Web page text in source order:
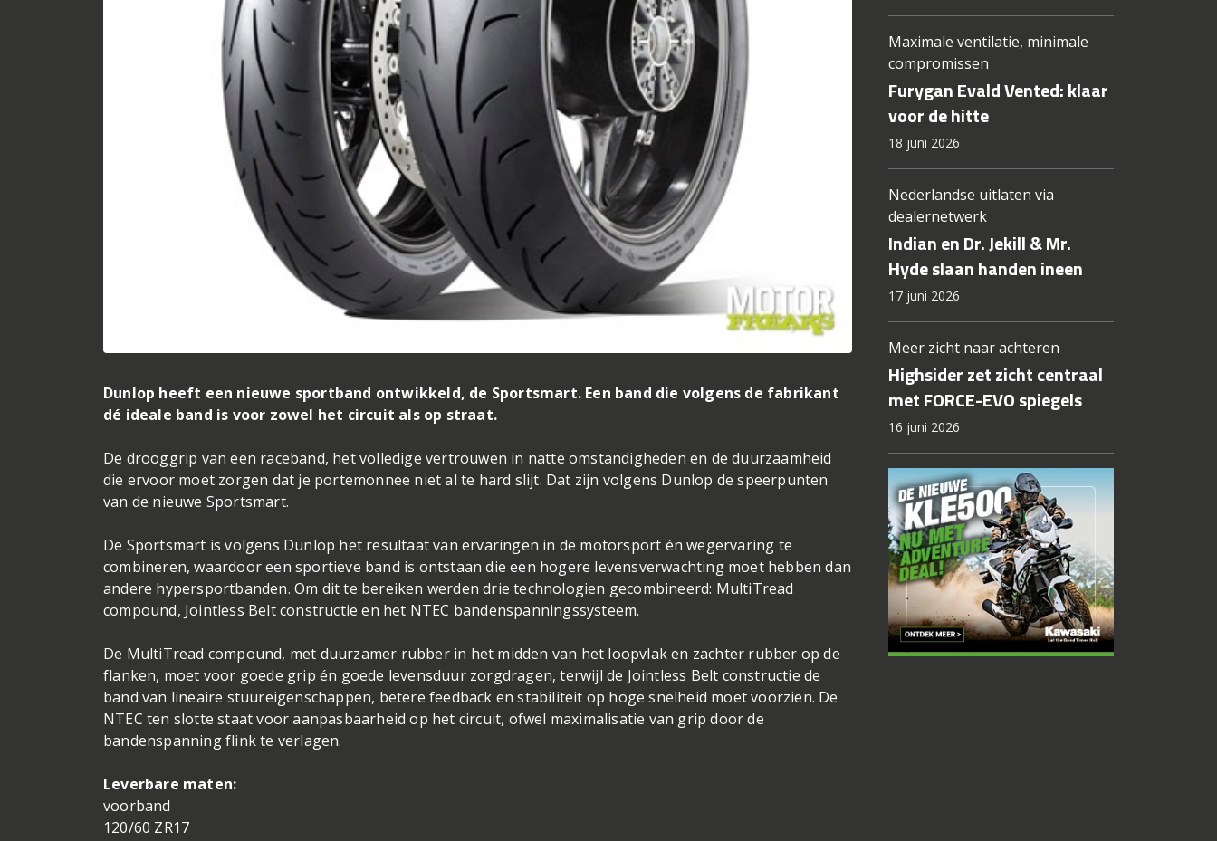
Dunlop heeft een nieuwe sportband ontwikkeld, de Sportsmart. Een band die volgens de fabrikant
dé ideale band is voor zowel het circuit als op straat.
De drooggrip van een raceband, het volledige vertrouwen in natte omstandigheden en de duurzaamheid
die ervoor moet zorgen dat je portemonnee niet al te hard slijt. Dat zijn volgens Dunlop de speerpunten
van de nieuwe Sportsmart.
De Sportsmart is volgens Dunlop het resultaat van ervaringen in de motorsport én wegervaring te
combineren, waardoor een sportieve band is ontstaan die een hogere levensverwachting moet hebben dan
andere hypersportbanden. Om dit te bereiken werden drie technologien gecombineerd: MultiTread
compound, Jointless Belt constructie en het NTEC bandenspanningssysteem.
De MultiTread compound, met duurzamer rubber in het midden van het loopvlak en zachter rubber op de
flanken, moet voor goede grip én goede levensduur zorgdragen, terwijl de Jointless Belt constructie de
band van lineaire stuureigenschappen, betere feedback en stabiliteit op hoge snelheid moet voorzien. De
NTEC ten slotte staat voor aanpasbaarheid op het circuit, ofwel maximalisatie van grip door de
bandenspanning flink te verlagen.
Leverbare maten:
voorband
120/60 ZR17
Maximale ventilatie, minimale
compromissen
Furygan Evald Vented: klaar
voor de hitte
18 juni 2026
Nederlandse uitlaten via
dealernetwerk
Indian en Dr. Jekill & Mr.
Hyde slaan handen ineen
17 juni 2026
Meer zicht naar achteren
Highsider zet zicht centraal
met FORCE-EVO spiegels
16 juni 2026